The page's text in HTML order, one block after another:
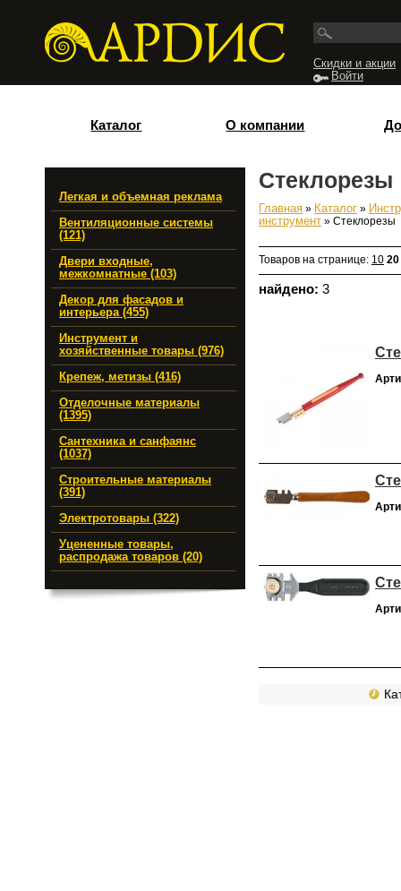
Скидки и акции
Войти
Каталог О компании
Легкая и объемная реклама
Вентиляционные системы
(121)
Двери входные,
межкомнатные (103)
Декор для фасадов и
интерьера (455)
Инструмент и
хозяйственные товары (976)
Крепеж, метизы (416)
Отделочные материалы
(1395)
Сантехника и санфаянс
(1037)
Строительные материалы
(391)
Электротовары (322)
Уцененные товары,
распродажа товаров (20)
Стеклорезы
Вы здесь
Главная » Каталог »
инструмент » Стеклорезы
Товаров на странице: 10 20
найдено: 3